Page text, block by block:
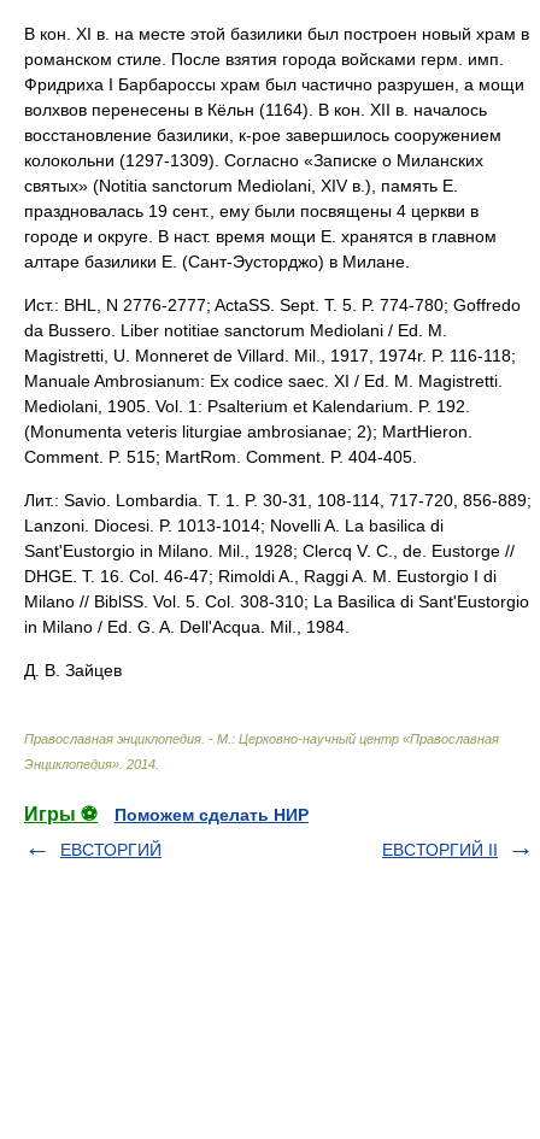
В кон. XI в. на месте этой базилики был построен новый храм в
романском стиле. После взятия города войсками герм. имп.
Фридриха I Барбароссы храм был частично разрушен, а мощи
волхвов перенесены в Кёльн (1164). В кон. XII в. началось
восстановление базилики, к-рое завершилось сооружением
колокольни (1297-1309). Согласно «Записке о Миланских
святых» (Notitia sanctorum Mediolani, XIV в.), память Е.
праздновалась 19 сент., ему были посвящены 4 церкви в
городе и округе. В наст. время мощи Е. хранятся в главном
алтаре базилики Е. (Сант-Эусторджо) в Милане.
Ист.: BHL, N 2776-2777; ActaSS. Sept. T. 5. P. 774-780; Goffredo
da Bussero. Liber notitiae sanctorum Mediolani / Ed. M.
Magistretti, U. Monneret de Villard. Mil., 1917, 1974r. P. 116-118;
Manuale Ambrosianum: Ex codice saec. XI / Ed. M. Magistretti.
Mediolani, 1905. Vol. 1: Psalterium et Kalendarium. P. 192.
(Monumenta veteris liturgiae ambrosianae; 2); MartHieron.
Comment. P. 515; MartRom. Comment. P. 404-405.
Лит.: Savio. Lombardia. T. 1. P. 30-31, 108-114, 717-720, 856-889;
Lanzoni. Diocesi. P. 1013-1014; Novelli A. La basilica di
Sant'Eustorgio in Milano. Mil., 1928; Clercq V. C., de. Eustorge //
DHGE. T. 16. Col. 46-47; Rimoldi A., Raggi A. M. Eustorgio I di
Milano // BiblSS. Vol. 5. Col. 308-310; La Basilica di Sant'Eustorgio
in Milano / Ed. G. A. Dell'Acqua. Mil., 1984.
Д. В. Зайцев
Православная энциклопедия. - М.: Церковно-научный центр «Православная
Энциклопедия» 2014
Игры ⚽
Поможем сделать НИР
ЕВСТОРГИЙ
ЕВСТОРГИЙ II